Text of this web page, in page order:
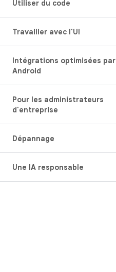
Utiliser du code
Travailler avec l'UI
Intégrations optimisées par
Android
Pour les administrateurs
d'entreprise
Dépannage
Une IA responsable